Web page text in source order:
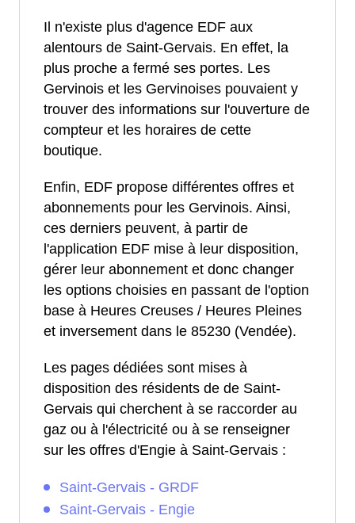
Il n'existe plus d'agence EDF aux
alentours de Saint-Gervais. En effet, la
plus proche a fermé ses portes. Les
Gervinois et les Gervinoises pouvaient y
trouver des informations sur l'ouverture de
compteur et les horaires de cette
boutique.
Enfin, EDF propose différentes offres et
abonnements pour les Gervinois. Ainsi,
ces derniers peuvent, à partir de
l'application EDF mise à leur disposition,
gérer leur abonnement et donc changer
les options choisies en passant de l'option
base à Heures Creuses / Heures Pleines
et inversement dans le 85230 (Vendée).
Les pages dédiées sont mises à
disposition des résidents de de Saint-
Gervais qui cherchent à se raccorder au
gaz ou à l'électricité ou à se renseigner
sur les offres d'Engie à Saint-Gervais :
Saint-Gervais - GRDF
Saint-Gervais - Engie